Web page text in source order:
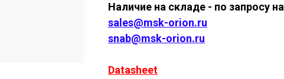
Наличие на складе - по запросу на
sales@msk-orion.ru
snab@msk-orion.ru
Datasheet